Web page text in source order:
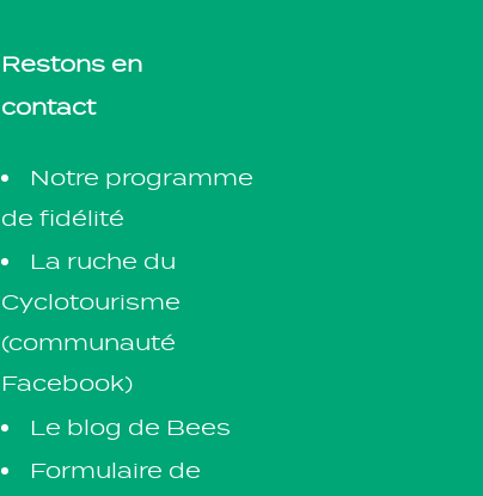
Restons en
contact
Notre programme
de fidélité
La ruche du
Cyclotourisme
(communauté
Facebook)
Le blog de Bees
Formulaire de